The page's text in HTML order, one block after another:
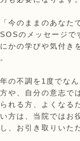
今のままのあなた
のメッセージで
かの学びや気付き
の不調を1度でな
や、自分の意志で
れる方、よくなる
方は、当院ではお
、お引き取りいた